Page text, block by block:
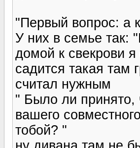
"Первый вопрос: а
У них в семье так:
домой к свекрови
садится такая там
считал нужным
" Было ли
вашего
тобой? "